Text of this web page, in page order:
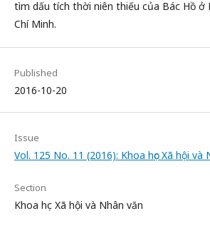
tìm dấu tích thời niên thiếu của Bác Hồ ở
Chí Minh.
Published
2016-10-20
Issue
Vol. 125 No. 11 (2016): Khoa học Xã hội và
Section
Khoa học Xã hội và Nhân văn